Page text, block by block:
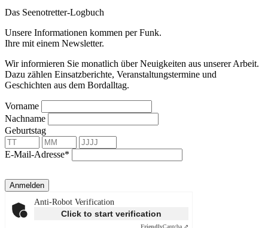
Das Seenotretter-Logbuch
Unsere Informationen kommen per Funk.
Ihre mit einem Newsletter.
Wir informieren Sie monatlich über Neuigkeiten aus unserer Arbeit.
Dazu zählen Einsatzberichte, Veranstaltungstermine und
Geschichten aus dem Bordalltag.
Vorname
Nachname
Geburtstag
E-Mail-Adresse*
Anmelden
Anti-Robot Verification
Click to start verification
FriendlyCaptcha ⇗